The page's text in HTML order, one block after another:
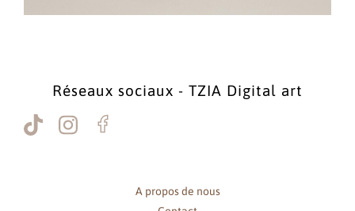
Réseaux sociaux - TZIA Digital art
A propos de nous